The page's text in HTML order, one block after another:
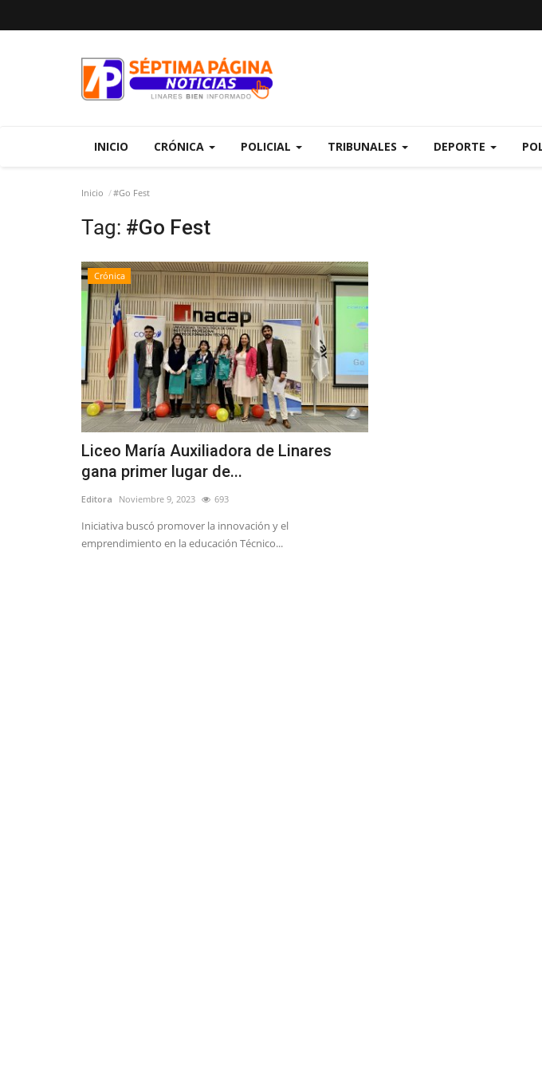
INICIO CRÓNICA POLICIAL TRIBUNALES DEPORTE
Inicio #Go Fest
Tag: #Go Fest
Crónica
Liceo María Auxiliadora de Linares
gana primer lugar de...
Editora Noviembre 9, 2023 693
Iniciativa buscó promover la innovación y el
emprendimiento en la educación Técnico...